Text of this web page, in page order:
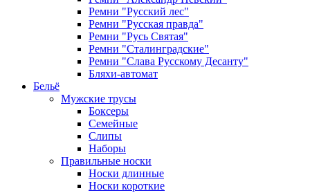
Ремни "Русский лес"
Ремни "Русская правда"
Ремни "Русь Святая"
Ремни "Сталинградские"
Ремни "Слава Русскому Десанту"
Бляхи-автомат
Бельё
Мужские трусы
Боксеры
Семейные
Слипы
Наборы
Правильные носки
Носки длинные
Носки короткие